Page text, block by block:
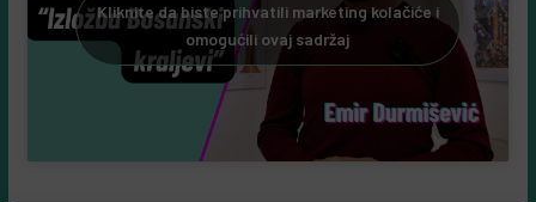
Kliknite da biste prihvatili marketing kolačiće i
omogućili ovaj sadržaj